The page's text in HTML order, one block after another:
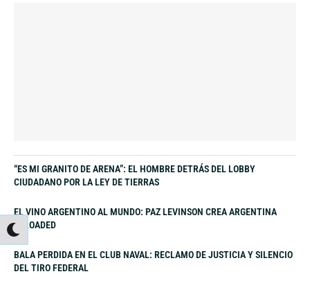
“ES MI GRANITO DE ARENA”: EL HOMBRE DETRÁS DEL LOBBY
CIUDADANO POR LA LEY DE TIERRAS
EL VINO ARGENTINO AL MUNDO: PAZ LEVINSON CREA ARGENTINA
RELOADED
BALA PERDIDA EN EL CLUB NAVAL: RECLAMO DE JUSTICIA Y SILENCIO
DEL TIRO FEDERAL